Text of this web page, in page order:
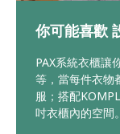
你可能喜歡
PAX系統衣櫃讓
等，當每件衣物
服；搭配
吋衣櫃內的空間。